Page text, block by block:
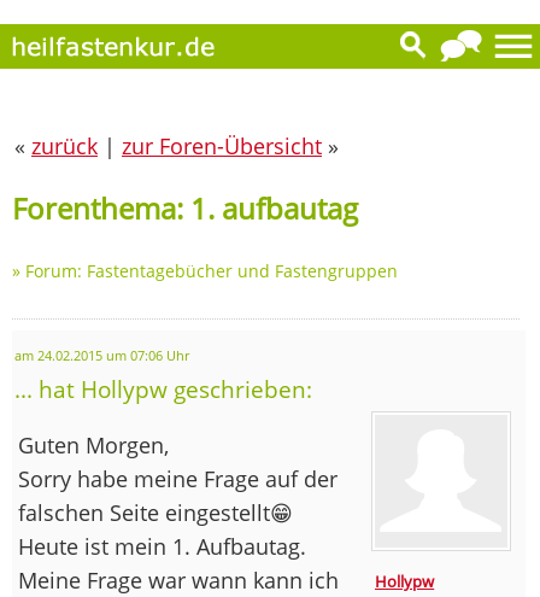
« zurück | zur Foren-Übersicht »
Forenthema: 1. aufbautag
» Forum: Fastentagebücher und Fastengruppen
am 24.02.2015 um 07:06 Uhr
... hat Hollypw geschrieben:
Hollypw
Guten Morgen,
Sorry habe meine Frage auf der
falschen Seite eingestellt😁
Heute ist mein 1. Aufbautag.
Meine Frage war wann kann ich